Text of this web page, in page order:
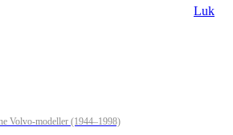
Luk
Volvo-modeller (1944–1998)